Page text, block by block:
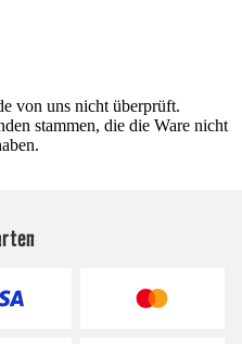
von uns nicht überprüft.
stammen, die die Ware nicht